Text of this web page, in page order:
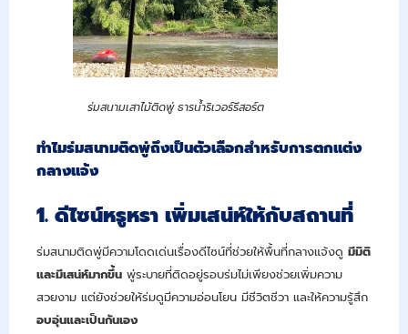
ร่มสนามเสาไม้ติดพู่ ธารน้ำริเวอร์รีสอร์ต
ทำไมร่มสนามติดพู่ถึงเป็นตัวเลือกสำหรับการตกแต่ง
กลางแจ้ง
1. ดีไซน์หรูหรา เพิ่มเสน่ห์ให้กับสถานที่
ร่มสนามติดพู่มีความโดดเด่นเรื่องดีไซน์ที่ช่วยให้พื้นที่กลางแจ้งดูมีมิติ
และมีเสน่ห์มากขึ้น พู่ระบายที่ติดอยู่รอบร่มไม่เพียงช่วยเพิ่มความ
สวยงาม แต่ยังช่วยให้ร่มดูมีความอ่อนโยน มีชีวิตชีวา และให้ความรู้สึก
อบอุ่นและเป็นกันเอง